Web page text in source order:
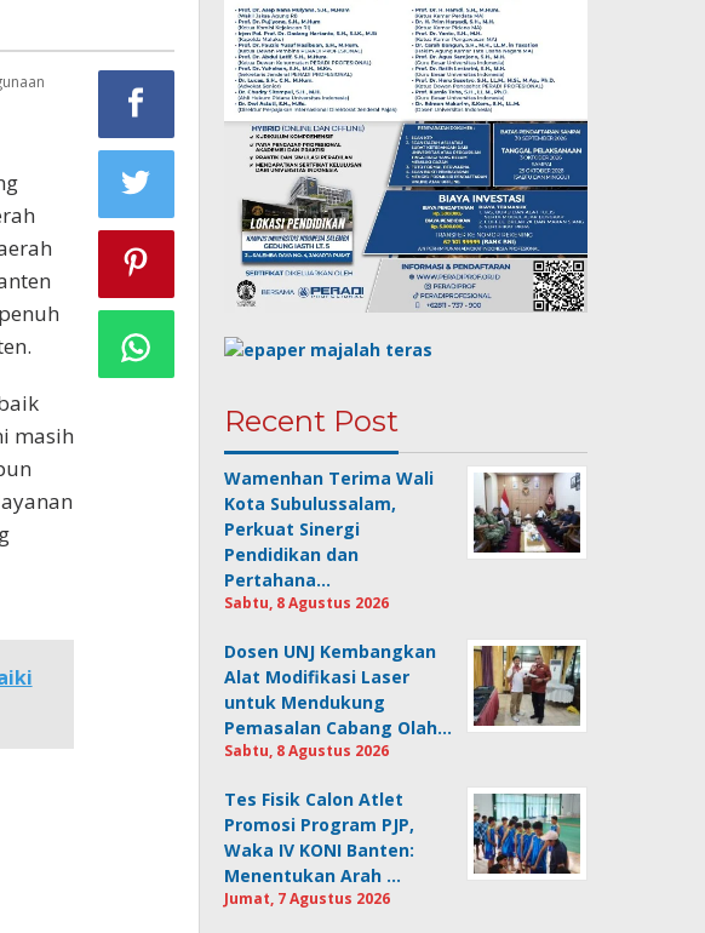
masih
Recent Post
Wamenhan Terima Wali
Kota Subulussalam,
Perkuat Sinergi
Pendidikan dan
Pertahana…
Sabtu, 8 Agustus 2026
Dosen UNJ Kembangkan
Alat Modifikasi Laser
untuk Mendukung
Pemasalan Cabang Olah…
Sabtu, 8 Agustus 2026
Tes Fisik Calon Atlet
Promosi Program PJP,
Waka IV KONI Banten:
Menentukan Arah …
Jumat, 7 Agustus 2026